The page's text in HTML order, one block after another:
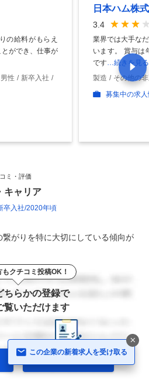
の給料がもらえ
ができ、仕事が
男性
新卒入社
日本ハム株
3.4
業界では大手な
います。 賞与は
です …続きを見る
製造
その他の
募集中の求
ミ・評価
キャリア
卒入社 2020年頃
がりを特に大切にしている傾向が
もクチコミ投稿OK！
ちらかの登録で
覧いただけます
この企業の新着求人を受け取る